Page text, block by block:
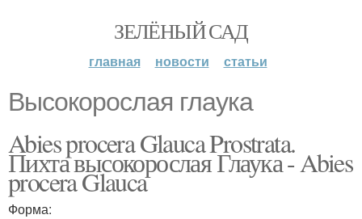
ЗЕЛЁНЫЙ САД
главная новости статьи
Высокорослая глаука
Abies procera Glauca Prostrata.
Пихта высокорослая Глаука - Abies
procera Glauca
Форма: